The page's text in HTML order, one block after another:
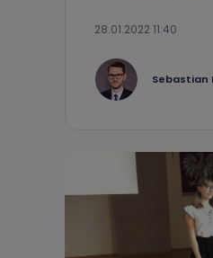
28.01.2022 11:40
Sebastian